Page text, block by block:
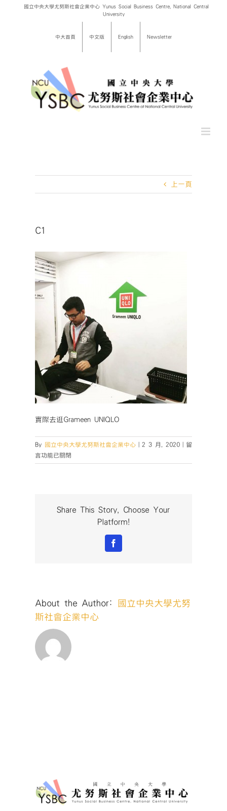
國立中央大學尤努斯社會企業中心 Yunus Social Business Centre, National Central
University
中大首頁 中文版 English Newsletter
上一頁
C1
實際去逛Grameen UNIQLO
By 國立中央大學尤努斯社會企業中心 2 3 月, 2020
在
中
留
言功能已關閉
Share This Story, Choose Your
Platform!
Facebook
About the Author:
國立中央大學尤努
斯社會企業中心